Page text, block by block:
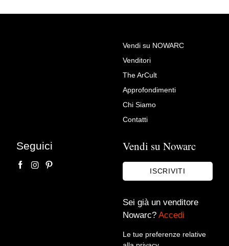
Vendi su NOWARC
Venditori
The ArCult
Approfondimenti
Chi Siamo
Contatti
Seguici Vendi su Nowarc
ISCRIVITI
Sei già un venditore
Nowarc? Accedi
Le tue preferenze relative